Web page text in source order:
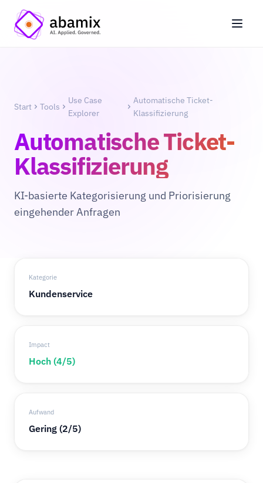
Start Tools
Use Case
Explorer
Automatische Ticket-
Klassifizierung
Automatische Ticket-
Klassifizierung
KI-basierte Kategorisierung und Priorisierung
eingehender Anfragen
Kategorie
Kundenservice
Impact
Hoch (4/5)
Aufwand
Gering (2/5)